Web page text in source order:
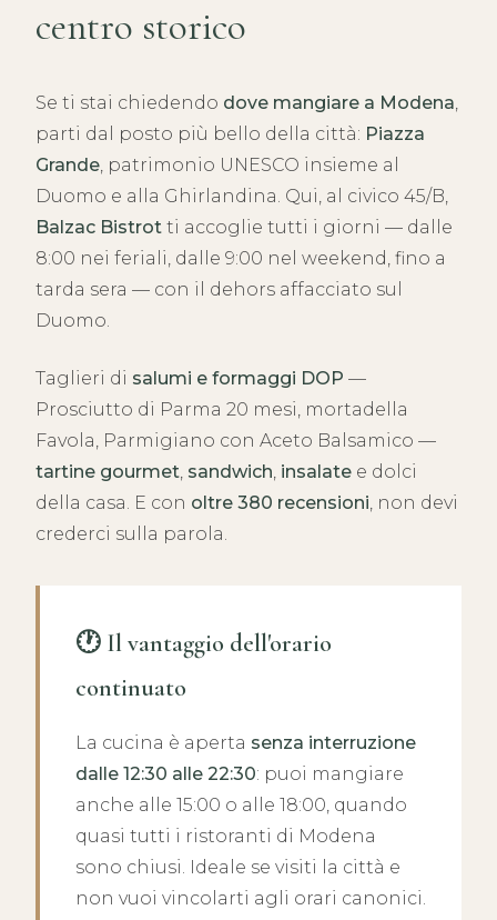
centro storico
Se ti stai chiedendo dove mangiare a Modena
parti dal posto più bello della città: Piazza
Grande , patrimonio UNESCO insieme al
Duomo e alla Ghirlandina. Qui, al civico 45/B,
Balzac Bistrot ti accoglie tutti i giorni — dalle
8:00 nei feriali, dalle 9:00 nel weekend, fino a
tarda sera — con il dehors affacciato sul
Duomo.
Taglieri di salumi e formaggi DOP —
Prosciutto di Parma 20 mesi, mortadella
Favola, Parmigiano con Aceto Balsamico —
tartine gourmet sandwich insalate e dolci
della casa. E con oltre 380 recensioni , non devi
crederci sulla parola.
🕐 Il vantaggio dell'orario
continuato
La cucina è aperta senza interruzione
dalle 12:30 alle 22:30: puoi mangiare
anche alle 15:00 o alle 18:00, quando
quasi tutti i ristoranti di Modena
sono chiusi. Ideale se visiti la città e
non vuoi vincolarti agli orari canonici.